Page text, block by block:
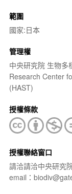
範圍
國家:日本
管理權
中央研究院 生物多
Research Center
(HAST)
授權條款
授權聯絡窗口
請洽請洽中央研究
email：